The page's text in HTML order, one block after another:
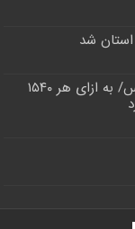
استان شد
دستور رئیس جمهور برای تکمیل بیمارستان فردیس/ به ازای هر ۱۵۴۰